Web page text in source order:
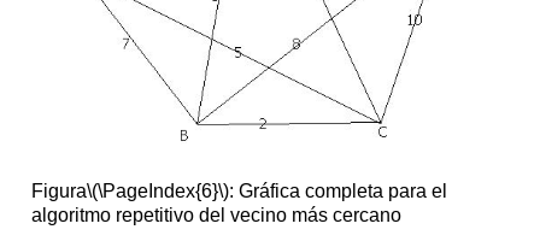
Figura\(\PageIndex{6}\): Gráfica completa para el
algoritmo repetitivo del vecino más cercano